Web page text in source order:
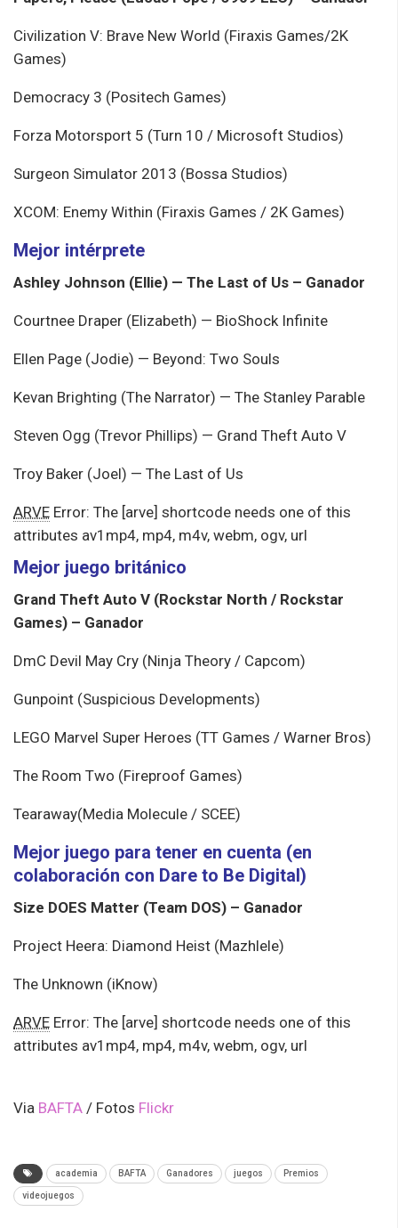
Civilization V: Brave New World (Firaxis Games/2K
Games)
Democracy 3 (Positech Games)
Forza Motorsport 5 (Turn 10 / Microsoft Studios)
Surgeon Simulator 2013 (Bossa Studios)
XCOM: Enemy Within (Firaxis Games / 2K Games)
Mejor intérprete
Ashley Johnson (Ellie) — The Last of Us – Ganador
Courtnee Draper (Elizabeth) — BioShock Infinite
Ellen Page (Jodie) — Beyond: Two Souls
Kevan Brighting (The Narrator) — The Stanley Parable
Steven Ogg (Trevor Phillips) — Grand Theft Auto V
Troy Baker (Joel) — The Last of Us
ARVE Error: The [arve] shortcode needs one of this
attributes av1mp4, mp4, m4v, webm, ogv, url
Mejor juego británico
Grand Theft Auto V (Rockstar North / Rockstar
Games) – Ganador
DmC Devil May Cry (Ninja Theory / Capcom)
Gunpoint (Suspicious Developments)
LEGO Marvel Super Heroes (TT Games / Warner Bros)
The Room Two (Fireproof Games)
Tearaway(Media Molecule / SCEE)
Mejor juego para tener en cuenta (en
colaboración con Dare to Be Digital)
Size DOES Matter (Team DOS) – Ganador
Project Heera: Diamond Heist (Mazhlele)
The Unknown (iKnow)
ARVE Error: The [arve] shortcode needs one of this
attributes av1mp4, mp4, m4v, webm, ogv, url
Via BAFTA / Fotos Flickr
academia BAFTA Ganadores juegos Premios
videojuegos